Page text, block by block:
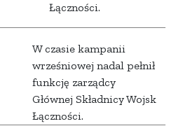
Łączności.
W czasie kampanii
wrześniowej nadal pełnił
funkcję zarządcy
Głównej Składnicy Wojsk
Łączności.